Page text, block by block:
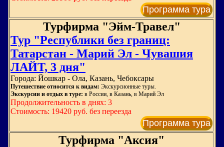
Программа тура
Турфирма "Эйм-Травел"
Тур "Республики без границ:
Татарстан - Марий Эл - Чувашия
ЛАЙТ, 3 дня"
Города: Йошкар - Ола, Казань, Чебоксары
Путешествие относится к видам: Экскурсионные туры.
Экскурсии и отдых в туре: в России, в Казань, в Марий Эл
Продолжительность в днях: 3
Стоимость: 19420 руб. без переезда
Программа тура
Турфирма "Аксия"